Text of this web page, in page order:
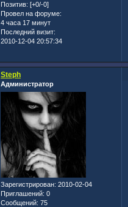
Позитив: [+0/-0]
Провел на форуме:
4 часа 17 минут
Последний визит:
2010-12-04 20:57:34
Steph
Администратор
Зарегистрирован: 2010-02-04
Приглашений: 0
Сообщений: 75